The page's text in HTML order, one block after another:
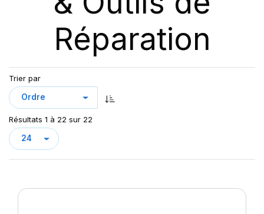
Réparation
Trier par
Résultats 1 à 22 sur 22